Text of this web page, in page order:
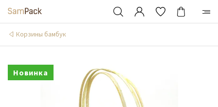
Корзины бамбук
Новинка